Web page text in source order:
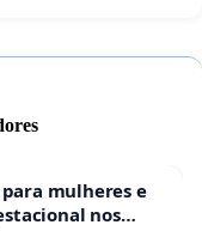
mulheres e
nos